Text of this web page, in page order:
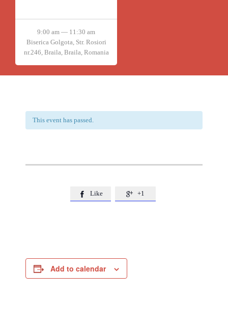
9:00 am — 11:30 am
Biserica Golgota, Str. Rosiori
nr.246, Braila, Braila, Romania
This event has passed.
 Like  +1
Add to calendar